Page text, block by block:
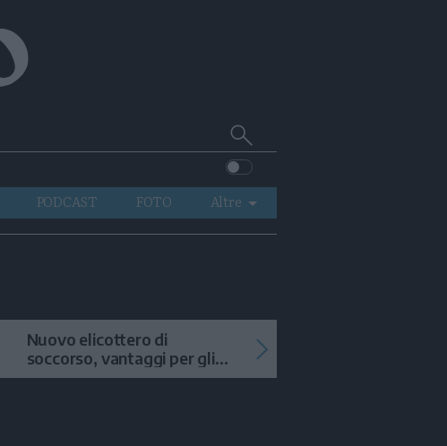
Cerca
su
Trentino
PODCAST FOTO
Altre
VIDEO
Nuovo elicottero di
soccorso, vantaggi per gli
interventi in alta quota